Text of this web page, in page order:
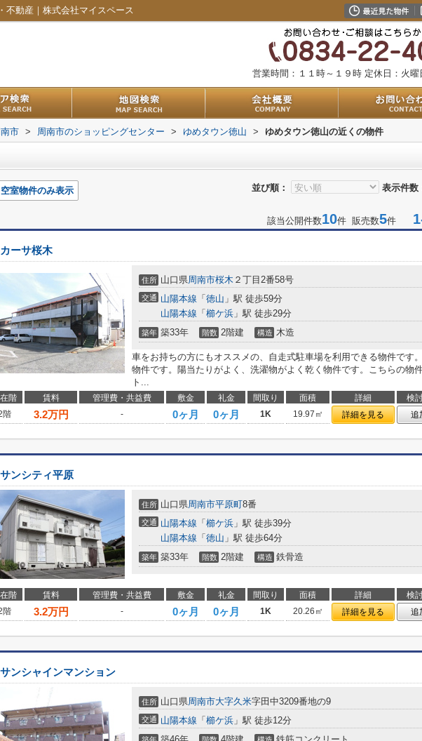
不動産｜株式会社マイスペース
営業時間：１１時～１９時 定休日：火曜
市 > 周南市のショッピングセンター > ゆめタウン徳山 > ゆめタウン徳山の近くの物件
並び順： 表示件数
空室物件のみ表示
該当公開件数10件 販売数5件
カーサ桜木
住所 山口県周南市桜木 ２丁目2番58号
交通 山陽本線 「 徳山 」駅 徒歩59分
山陽本線 「 櫛ケ浜 」駅 徒歩29分
築年 築33年 階数 2階建 構造 木造
車をお持ちの方にもオススメの、自走式駐車場を利用できる物件です
物件です。陽当たりがよく、洗濯物がよく乾く物件です。こちらの物
ト...
階 賃料 管理費・共益費 敷金 礼金 間取り 面積 詳細
検
階
3.2万円 - 0ヶ月 0ヶ月 1K 19.97㎡ 詳細を見る 追
サンシティ平原
住所 山口県周南市平原町8番
交通 山陽本線 「 櫛ケ浜 」駅 徒歩39分
山陽本線 「 徳山 」駅 徒歩64分
築年 築33年 階数 2階建 構造 鉄骨造
階 賃料 管理費・共益費 敷金 礼金 間取り 面積 詳細
検
階
3.2万円 - 0ヶ月 0ヶ月 1K 20.26㎡ 詳細を見る 追
サンシャインマンション
住所 山口県周南市大字久米字田中3209番地の9
交通 山陽本線 「 櫛ケ浜 」駅 徒歩12分